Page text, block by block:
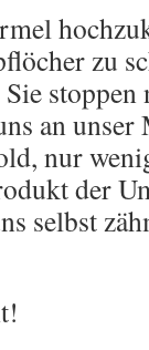
zu
stoppen
an
nur
der
selbst